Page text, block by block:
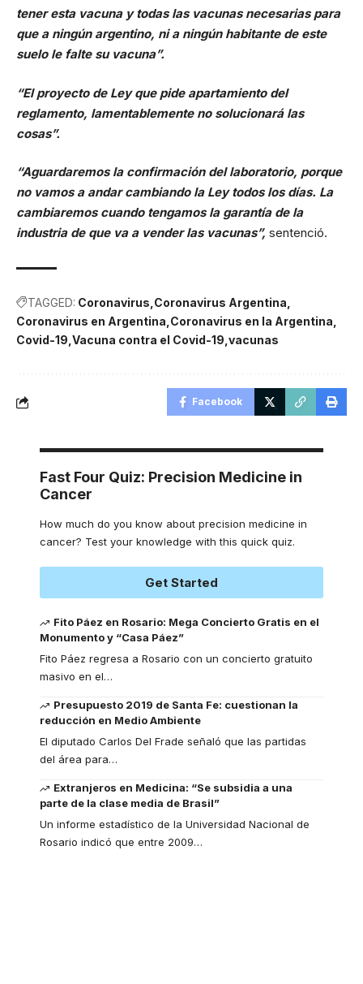
tener esta vacuna y todas las vacunas necesarias para
que a ningún argentino, ni a ningún habitante de este
suelo le falte su vacuna”.
“El proyecto de Ley que pide apartamiento del
reglamento, lamentablemente no solucionará las
cosas”.
“Aguardaremos la confirmación del laboratorio, porque
no vamos a andar cambiando la Ley todos los días. La
cambiaremos cuando tengamos la garantía de la
industria de que va a vender las vacunas”, sentenció.
TAGGED: Coronavirus Coronavirus Argentina
Coronavirus en Argentina Coronavirus en la Argentina
Covid-19 Vacuna contra el Covid-19 vacunas
Facebook
Fast Four Quiz: Precision Medicine in
Cancer
How much do you know about precision medicine in
cancer? Test your knowledge with this quick quiz.
Get Started
Fito Páez en Rosario: Mega Concierto Gratis en el
Monumento y “Casa Páez”
Fito Páez regresa a Rosario con un concierto gratuito
masivo en el…
Presupuesto 2019 de Santa Fe: cuestionan la
reducción en Medio Ambiente
El diputado Carlos Del Frade señaló que las partidas
del área para…
Extranjeros en Medicina: “Se subsidia a una
parte de la clase media de Brasil”
Un informe estadístico de la Universidad Nacional de
Rosario indicó que entre 2009…